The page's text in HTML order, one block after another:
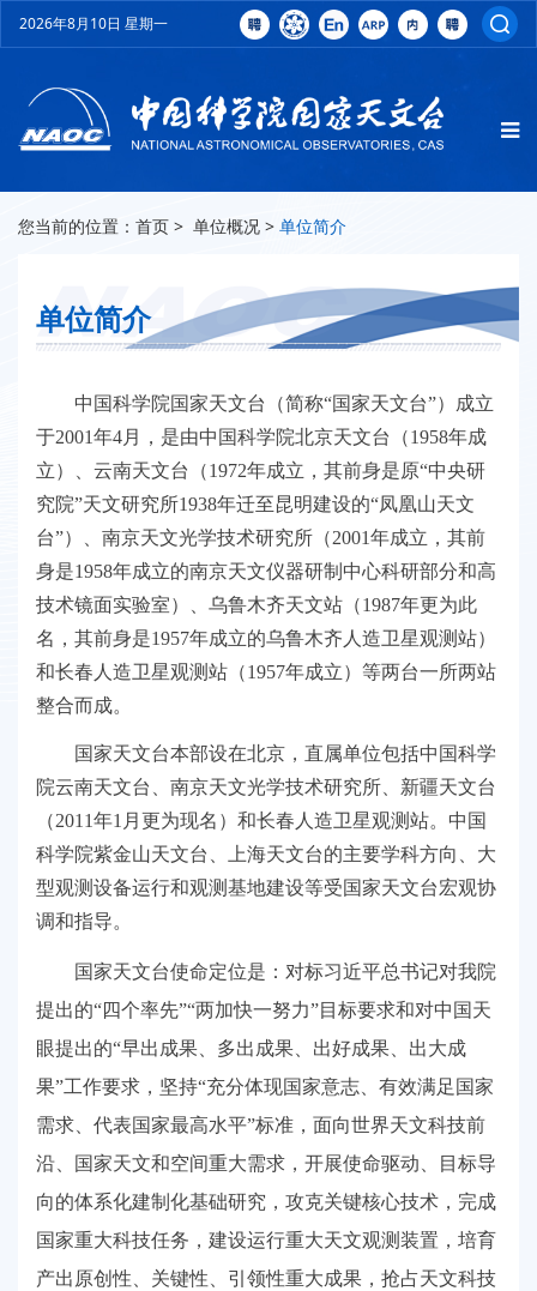
2026年8月10日 星期一
您当前的位置： 首页 > 单位概况 > 单位简介
单位简介
中国科学院国家天文台（简称“国家天文台”）成立
于2001年4月，是由中国科学院北京天文台（1958年成
立）、云南天文台（1972年成立，其前身是原“中央研
究院”天文研究所1938年迁至昆明建设的“凤凰山天文
台”）、南京天文光学技术研究所（2001年成立，其前
身是1958年成立的南京天文仪器研制中心科研部分和高
技术镜面实验室）、乌鲁木齐天文站（1987年更为此
名，其前身是1957年成立的乌鲁木齐人造卫星观测站）
和长春人造卫星观测站（1957年成立）等两台一所两站
整合而成。
国家天文台本部设在北京，直属单位包括中国科学
院云南天文台、南京天文光学技术研究所、新疆天文台
（2011年1月更为现名）和长春人造卫星观测站。中国
科学院紫金山天文台、上海天文台的主要学科方向、大
型观测设备运行和观测基地建设等受国家天文台宏观协
调和指导。
国家天文台使命定位是：对标习近平总书记对我院
提出的“四个率先”“两加快一努力”目标要求和对中国天
眼提出的“早出成果、多出成果、出好成果、出大成
果”工作要求，坚持“充分体现国家意志、有效满足国家
需求、代表国家最高水平”标准，面向世界天文科技前
沿、国家天文和空间重大需求，开展使命驱动、目标导
向的体系化建制化基础研究，攻克关键核心技术，完成
国家重大科技任务，建设运行重大天文观测装置，培育
产出原创性、关键性、引领性重大成果，抢占天文科技